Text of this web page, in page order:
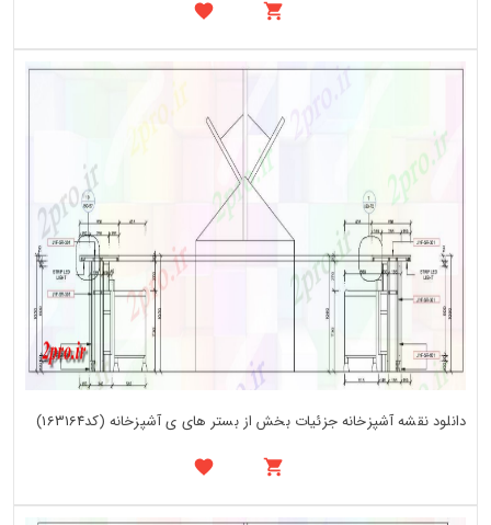
دانلود نقشه آشپزخانه جزئیات بخش از بستر های ی آشپزخانه (کد163164)